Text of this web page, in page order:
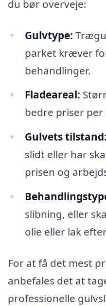
du bør overveje:
Gulvtype:
parket kræver
behandlinger.
Fladeareal:
bedre priser
Gulvets tilstand:
slidt eller har
prisen og
slibning, eller
olie eller lak
For at få det mest
anbefales det at
professionelle